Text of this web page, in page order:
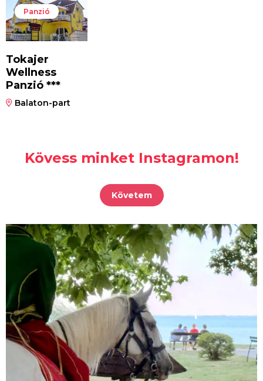
Panzió
Tokajer
Wellness
Panzió ***
Balaton-part
Kövess minket Instagramon!
Követem